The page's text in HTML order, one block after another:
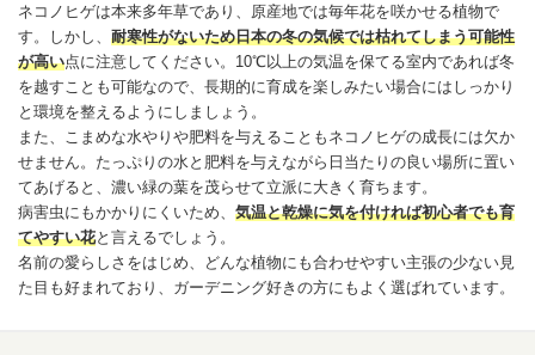
ネコノヒゲは本来多年草であり、原産地では毎年花を咲かせる植物で
す。しかし、 耐寒性がないため日本の冬の気候では枯れてしまう可能性
が高い点に注意してください。10℃以上の気温を保てる室内であれば冬
を越すことも可能なので、長期的に育成を楽しみたい場合にはしっかり
と環境を整えるようにしましょう。
また、こまめな水やりや肥料を与えることもネコノヒゲの成長には欠か
せません。たっぷりの水と肥料を与えながら日当たりの良い場所に置い
てあげると、濃い緑の葉を茂らせて立派に大きく育ちます。
病害虫にもかかりにくいため、 気温と乾燥に気を付ければ初心者でも育
てやすい花と言えるでしょう。
名前の愛らしさをはじめ、どんな植物にも合わせやすい主張の少ない見
た目も好まれており、ガーデニング好きの方にもよく選ばれています。